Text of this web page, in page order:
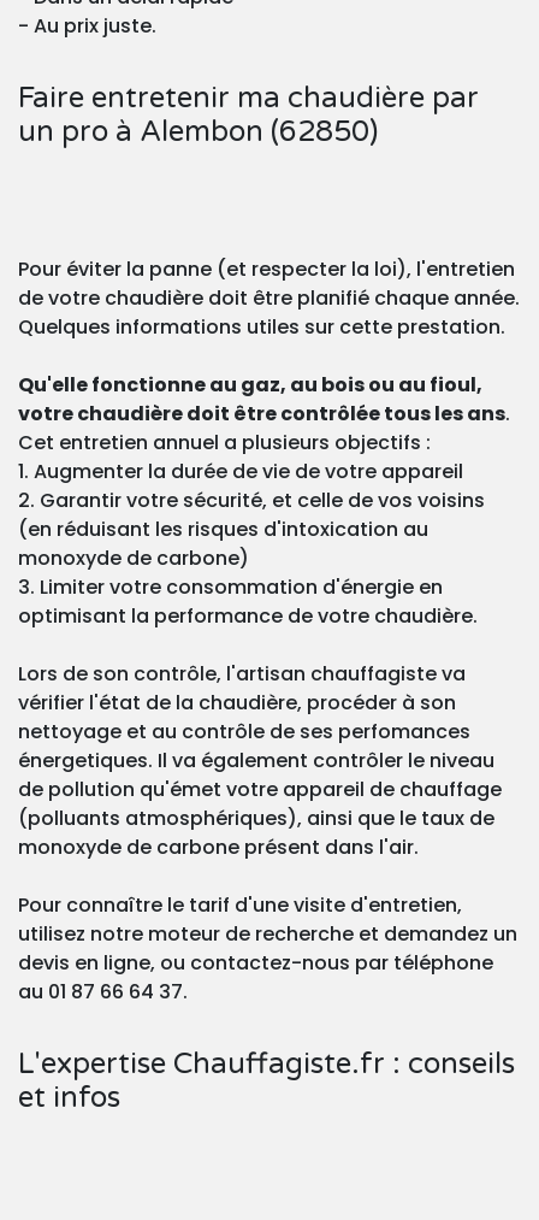
- Au prix juste.
Faire entretenir ma chaudière par
un pro à Alembon (62850)
Pour éviter la panne (et respecter la loi), l'entretien
de votre chaudière doit être planifié chaque année.
Quelques informations utiles sur cette prestation.
Qu'elle fonctionne au gaz, au bois ou au fioul,
votre chaudière doit être contrôlée tous les ans.
Cet entretien annuel a plusieurs objectifs :
1. Augmenter la durée de vie de votre appareil
2. Garantir votre sécurité, et celle de vos voisins
(en réduisant les risques d'intoxication au
monoxyde de carbone)
3. Limiter votre consommation d'énergie en
optimisant la performance de votre chaudière.
Lors de son contrôle, l'artisan chauffagiste va
vérifier l'état de la chaudière, procéder à son
nettoyage et au contrôle de ses perfomances
énergetiques. Il va également contrôler le niveau
de pollution qu'émet votre appareil de chauffage
(polluants atmosphériques), ainsi que le taux de
monoxyde de carbone présent dans l'air.
Pour connaître le tarif d'une visite d'entretien,
utilisez notre moteur de recherche et demandez un
devis en ligne, ou contactez-nous par téléphone
au 01 87 66 64 37.
L'expertise Chauffagiste.fr : conseils
et infos